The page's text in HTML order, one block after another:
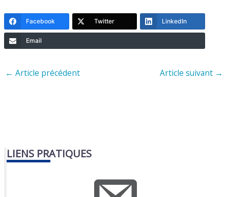
Facebook Twitter LinkedIn
Email
← Article précédent Article suivant →
LIENS PRATIQUES